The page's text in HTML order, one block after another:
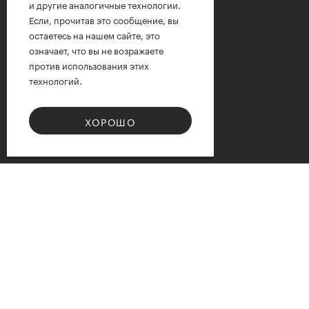
и другие аналогичные технологии.
Если, прочитав это сообщение, вы
остаетесь на нашем сайте, это
означает, что вы не возражаете
против использования этих
технологий.
ХОРОШО